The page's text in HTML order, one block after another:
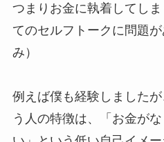
つまりお金に執着してし
てのセルフトークに問題
み）
例えば僕も経験しました
う人の特徴は、「お金が